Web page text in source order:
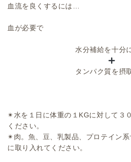
血流を良くするには…
血が必要で
水分補給を十分
タンパク質を摂
✴︎水を１日に体重の１KGに対して３
ください。
✴︎肉。魚、豆、乳製品、プロテイン
に取り入れてください。